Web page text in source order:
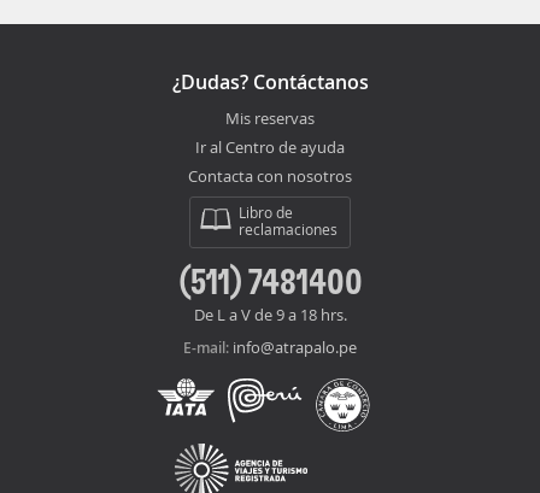
¿Dudas? Contáctanos
Mis reservas
Ir al Centro de ayuda
Contacta con nosotros
Libro de
reclamaciones
(511) 7481400
De L a V de 9 a 18 hrs.
E-mail: info@atrapalo.pe